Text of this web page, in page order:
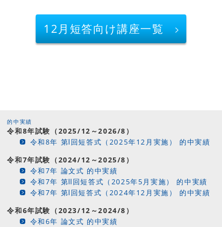
12月短答向け講座一覧
的中実績
令和8年試験（2025/12～2026/8）
令和8年 第Ⅰ回短答式（2025年12月実施） 的中実績
令和7年試験（2024/12～2025/8）
令和7年 論文式 的中実績
令和7年 第Ⅱ回短答式（2025年5月実施） 的中実績
令和7年 第Ⅰ回短答式（2024年12月実施） 的中実績
令和6年試験（2023/12～2024/8）
令和6年 論文式 的中実績